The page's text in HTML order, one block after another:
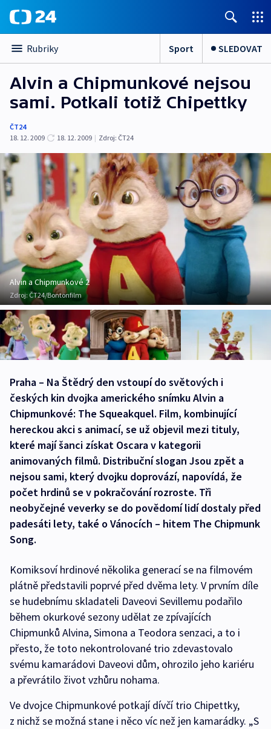
Rubriky Sport SLEDOVAT
Alvin a Chipmunkové nejsou
sami. Potkali totiž Chipettky
ČT24
18. 12. 2009
18. 12. 2009 | Zdroj: ČT24
Alvin a Chipmunkové 2
Zdroj: ČT24/Bontonfilm
Praha – Na Štědrý den vstoupí do světových i
českých kin dvojka amerického snímku Alvin a
Chipmunkové: The Squeakquel. Film, kombinující
hereckou akci s animací, se už objevil mezi tituly,
které mají šanci získat Oscara v kategorii
animovaných filmů. Distribuční slogan Jsou zpět a
nejsou sami, který dvojku doprovází, napovídá, že
počet hrdinů se v pokračování rozroste. Tři
neobyčejné veverky se do povědomí lidí dostaly před
padesáti lety, také o Vánocích – hitem The Chipmunk
Song.
Komiksoví hrdinové několika generací se na filmovém
plátně představili poprvé před dvěma lety. V prvním díle
se hudebnímu skladateli Daveovi Sevillemu podařilo
během okurkové sezony udělat ze zpívajících
Chipmunků Alvina, Simona a Teodora senzaci, a to i
přesto, že toto nekontrolované trio zdevastovalo
svému kamarádovi Daveovi dům, ohrozilo jeho kariéru
a převrátilo život vzhůru nohama.
Ve dvojce Chipmunkové potkají dívčí trio Chipettky,
z nichž se možná stane i něco víc než jen kamarádky. „S